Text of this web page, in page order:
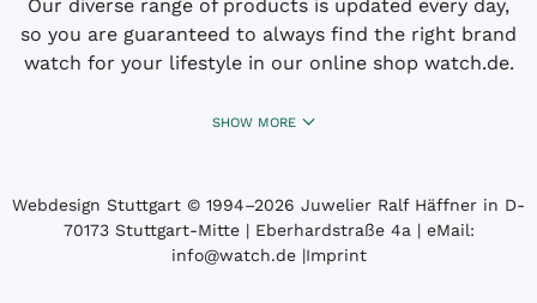
Our diverse range of products is updated every day,
so you are guaranteed to always find the right brand
watch for your lifestyle in our online shop watch.de.
SHOW MORE
Webdesign Stuttgart © 1994­–2026 Juwelier Ralf Häffner in D-
70173 Stuttgart-Mitte | Eberhardstraße 4a | eMail:
info@watch.de|Imprint